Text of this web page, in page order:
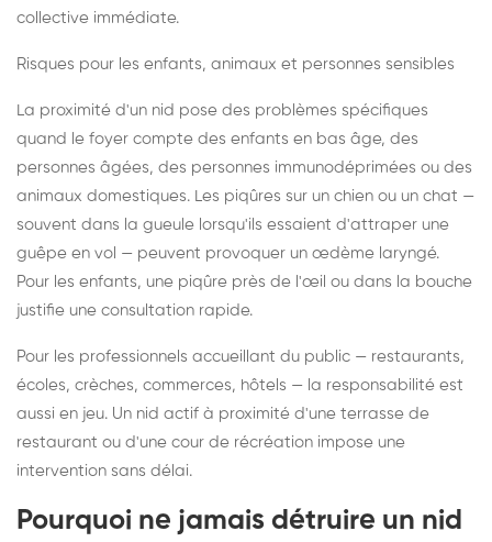
collective immédiate.
Risques pour les enfants, animaux et personnes sensibles
La proximité d'un nid pose des problèmes spécifiques
quand le foyer compte des enfants en bas âge, des
personnes âgées, des personnes immunodéprimées ou des
animaux domestiques. Les piqûres sur un chien ou un chat —
souvent dans la gueule lorsqu'ils essaient d'attraper une
guêpe en vol — peuvent provoquer un œdème laryngé.
Pour les enfants, une piqûre près de l'œil ou dans la bouche
justifie une consultation rapide.
Pour les professionnels accueillant du public — restaurants,
écoles, crèches, commerces, hôtels — la responsabilité est
aussi en jeu. Un nid actif à proximité d'une terrasse de
restaurant ou d'une cour de récréation impose une
intervention sans délai.
Pourquoi ne jamais détruire un nid